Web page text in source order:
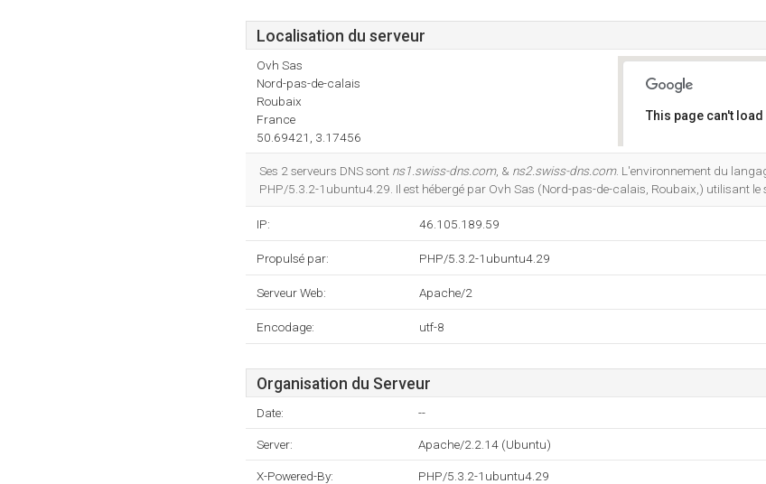
Localisation du serveur
Ovh Sas
Nord-pas-de-calais
Roubaix
France
50.69421, 3.17456
This page can't
Ses 2 serveurs DNS sont ns1.swiss-dns.com, & ns2.swiss-dns.com. L'environnement du
PHP/5.3.2-1ubuntu4.29. Il est hébergé par Ovh Sas (Nord-pas-de-calais, Roubaix,) utilisant le
IP: 46.105.189.59
Propulsé par: PHP/5.3.2-1ubuntu4.29
Serveur Web: Apache/2
Encodage: utf-8
Organisation du Serveur
Date: --
Server: Apache/2.2.14 (Ubuntu)
X-Powered-By: PHP/5.3.2-1ubuntu4.29